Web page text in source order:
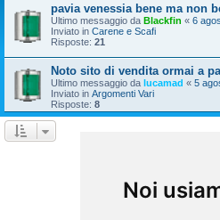
Noi
pavia venessia bene ma non
Ultimo messaggio da Blackfin « 6
Inviato in Carene e Scafi
Risposte: 21
Noto sito di vendita ormai a
Ultimo messaggio da lucamad « 5
Inviato in Argomenti Vari
Risposte: 8